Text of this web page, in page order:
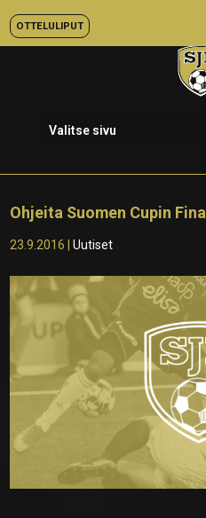
OTTELULIPUT
Valitse sivu
Ohjeita Suomen Cupin
23.9.2016 |Uutiset